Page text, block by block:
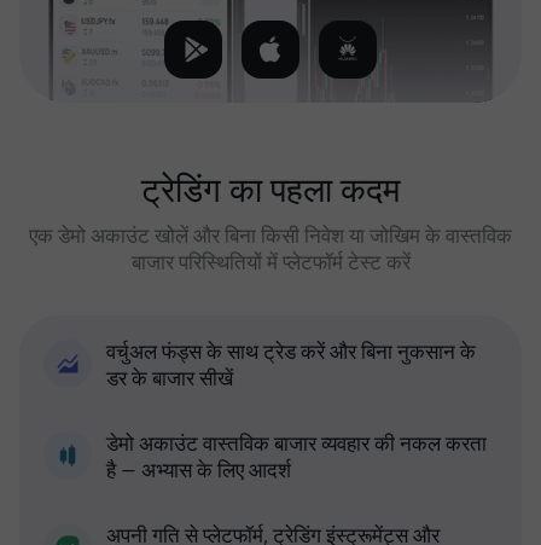
ट्रेडिंग का पहला कदम
एक डेमो अकाउंट खोलें और बिना किसी निवेश या जोखिम के वास्तविक
बाजार परिस्थितियों में प्लेटफॉर्म टेस्ट करें
वर्चुअल फंड्स के साथ ट्रेड करें और बिना नुकसान के
डर के बाजार सीखें
डेमो अकाउंट वास्तविक बाजार व्यवहार की नकल करता
है — अभ्यास के लिए आदर्श
अपनी गति से प्लेटफॉर्म, ट्रेडिंग इंस्ट्रूमेंट्स और